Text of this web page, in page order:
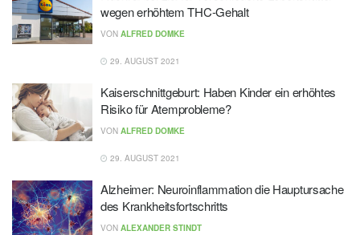
wegen erhöhtem THC-Gehalt
VON ALFRED DOMKE
29. AUGUST 2021
Kaiserschnittgeburt: Haben Kinder ein erhöhtes
Risiko für Atemprobleme?
VON ALFRED DOMKE
29. AUGUST 2021
Alzheimer: Neuroinflammation die Hauptursache
des Krankheitsfortschritts
VON ALEXANDER STINDT